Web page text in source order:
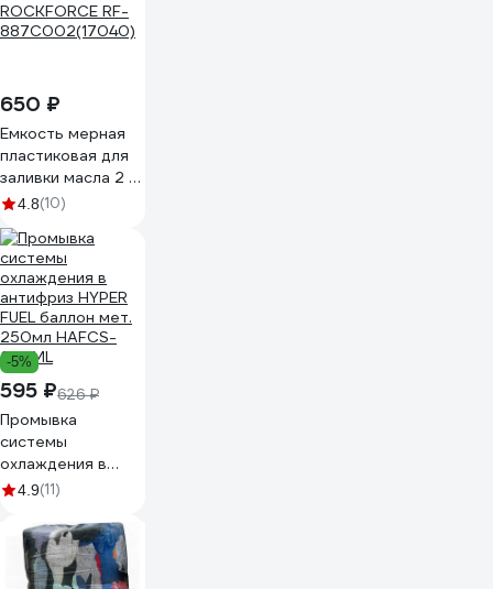
650 ₽
Емкость мерная
пластиковая для
заливки масла 2 л
ROCKFORCE RF-
4.8(10)
-5%
595 ₽626 ₽
Промывка
системы
охлаждения в
антифриз HYPER
250мл HAFCS-
250ML
4.9(11)